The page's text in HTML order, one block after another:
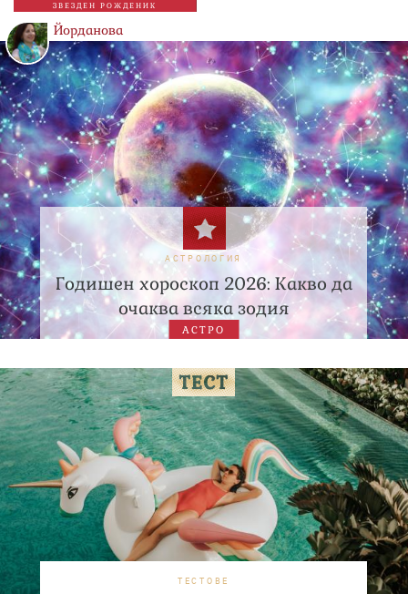
ЗВЕЗДЕН РОЖДЕНИК
Йорданова
АСТРОЛОГИЯ
Годишен хороскоп 2026: Какво да
очаква всяка зодия
АСТРО
ТЕСТОВЕ